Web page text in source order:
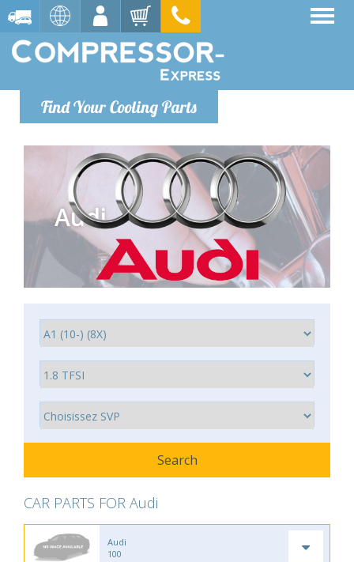
Find Your Cooling Parts
Audi
CAR PARTS FOR Audi
Audi
100